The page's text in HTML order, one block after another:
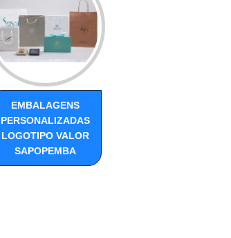
EMBALAGENS
PERSONALIZADAS
LOGOTIPO VALOR
SAPOPEMBA